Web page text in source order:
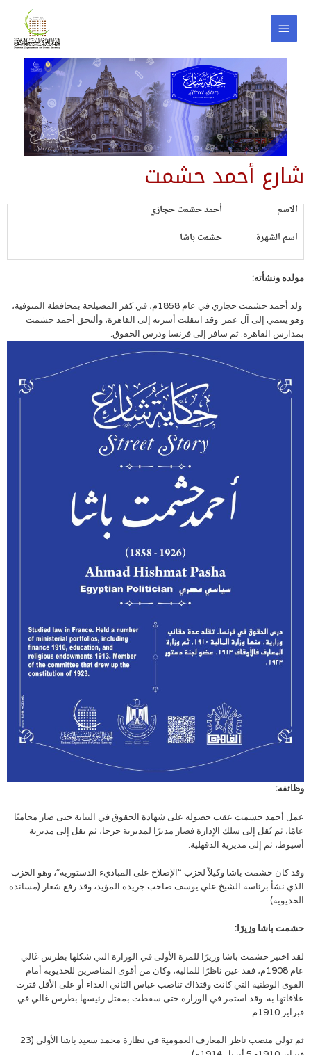
شارع أحمد حشمت
الاسم
أحمد حشمت حجازي
اسم الشهرة
حشمت باشا
مولده ونشأته:
ولد أحمد حشمت حجازي في عام 1858م، في كفر المصيلحة بمحافظة المنوفية،
وهو ينتمي إلى آل عمر. وقد انتقلت أسرته إلى القاهرة، وألتحق أحمد حشمت
بمدارس القاهرة. ثم سافر إلى فرنسا ودرس الحقوق.
وظائفه:
عمل أحمد حشمت عقب حصوله على شهادة الحقوق في النيابة حتى صار محاميًا
عامًا، ثم نُقل إلى سلك الإدارة فصار مديرًا لمديرية جرجا، ثم نقل إلى مديرية
أسيوط، ثم إلى مديرية الدقهلية.
وقد كان حشمت باشا وكيلاً لحزب “الإصلاح على المباديء الدستورية”، وهو الحزب
الذي نشأ برئاسة الشيخ علي يوسف صاحب جريدة المؤيد، وقد رفع شعار (مساندة
الخديوية).
حشمت باشا وزيرًا:
لقد اختير حشمت باشا وزيرًا للمرة الأولى في الوزارة التي شكلها بطرس غالي
عام 1908م، فقد عين ناظرًا للمالية، وكان من أقوى المناصرين للخديوية أمام
القوى الوطنية التي كانت وقتذاك تناصب عباس الثاني العداء أو على الأقل فترت
علاقاتها به. وقد استمر في الوزارة حتى سقطت بمقتل رئيسها بطرس غالي في
فبراير 1910م.
ثم تولى منصب ناظر المعارف العمومية في نظارة محمد سعيد باشا الأولى (23